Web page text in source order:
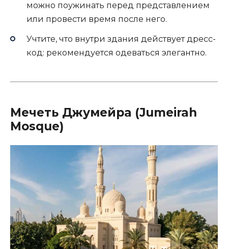
можно поужинать перед представлением
или провести время после него.
Учтите, что внутри здания действует дресс-
код: рекомендуется одеваться элегантно.
Мечеть Джумейра (Jumeirah
Mosque)